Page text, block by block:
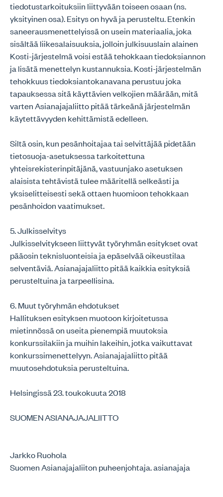
tiedotustarkoituksiin liittyvään toiseen osaan (ns.
yksityinen osa). Esitys on hyvä ja perusteltu. Etenkin
saneerausmenettelyissä on usein materiaalia, joka
sisältää liikesalaisuuksia, jolloin julkisuuslain alainen
Kosti-järjestelmä voisi estää tehokkaan tiedoksiannon
ja lisätä menettelyn kustannuksia. Kosti-järjestelmän
tehokkuus tiedoksiantokanavana perustuu joka
tapauksessa sitä käyttävien velkojien määrään, mitä
varten Asianajajaliitto pitää tärkeänä järjestelmän
käytettävyyden kehittämistä edelleen.
Siltä osin, kun pesänhoitajaa tai selvittäjää pidetään
tietosuoja-asetuksessa tarkoitettuna
yhteisrekisterinpitäjänä, vastuunjako asetuksen
alaisista tehtävistä tulee määritellä selkeästi ja
yksiselitteisesti sekä ottaen huomioon tehokkaan
pesänhoidon vaatimukset.
5. Julkisselvitys
Julkisselvitykseen liittyvät työryhmän esitykset ovat
pääosin teknisluonteisia ja epäselvää oikeustilaa
selventäviä. Asianajajaliitto pitää kaikkia esityksiä
perusteltuina ja tarpeellisina.
6. Muut työryhmän ehdotukset
Hallituksen esityksen muotoon kirjoitetussa
mietinnössä on useita pienempiä muutoksia
konkurssilakiin ja muihin lakeihin, jotka vaikuttavat
konkurssimenettelyyn. Asianajajaliitto pitää
muutosehdotuksia perusteltuina.
Helsingissä 23. toukokuuta 2018
SUOMEN ASIANAJAJALIITTO
Jarkko Ruohola
Suomen Asianajajaliiton puheenjohtaja. asianajaja